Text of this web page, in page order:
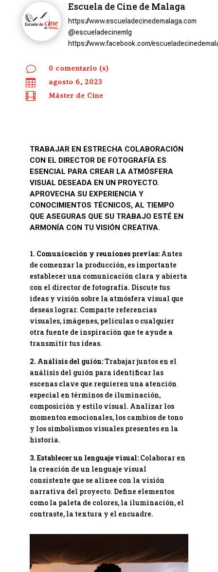
Escuela de Cine de Malaga
https://www.escueladecinedemalaga.com
@escueladecinemlg
https://www.facebook.com/
v 0 comentario (s)
 agosto 6, 2023
 Máster de Cine
TRABAJAR EN ESTRECHA COLABORACIÓN
CON EL DIRECTOR DE FOTOGRAFÍA ES
ESENCIAL PARA CREAR LA ATMÓSFERA
VISUAL DESEADA EN UN PROYECTO.
APROVECHA SU EXPERIENCIA Y
CONOCIMIENTOS TÉCNICOS, AL TIEMPO
QUE ASEGURAS QUE SU TRABAJO ESTÉ EN
ARMONÍA CON TU VISIÓN CREATIVA.
1. Comunicación y reuniones previas:Antes
de comenzar la producción, es importante
establecer una comunicación clara y abierta
con el director de fotografía. Discute tus
ideas y visión sobre la atmósfera visual que
deseas lograr. Comparte referencias
visuales, imágenes, películas o cualquier
otra fuente de inspiración que te ayude a
transmitir tus ideas.
2. Análisis del guión:Trabajar juntos en el
análisis del guión para identificar las
escenas clave que requieren una atención
especial en términos de iluminación,
composición y estilo visual. Analizar los
momentos emocionales, los cambios de tono
y los simbolismos visuales presentes en la
historia.
3. Establecer un lenguaje visual:Colaborar en
la creación de un lenguaje visual
consistente que se alinee con la visión
narrativa del proyecto. Define elementos
como la paleta de colores, la iluminación, el
contraste, la textura y el encuadre.